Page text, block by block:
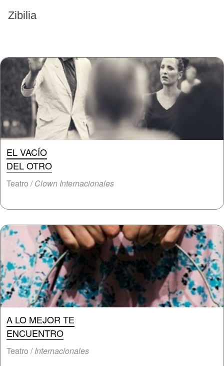
Zibilia
EVENTOS PASADOS
EL VACÍO
DEL OTRO
Teatro /Clown Internacionales
A LO MEJOR TE
ENCUENTRO
Teatro /Internacionales